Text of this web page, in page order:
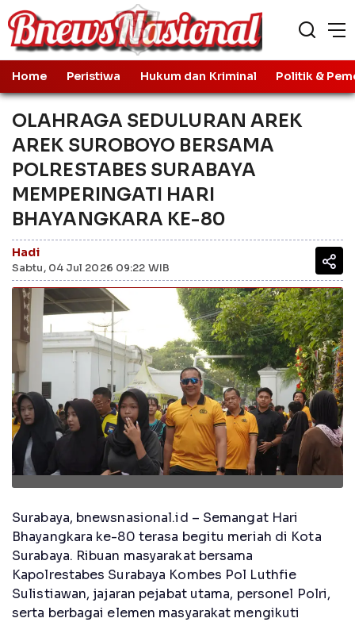
Home Peristiwa Hukum dan Kriminal Politik &
OLAHRAGA SEDULURAN AREK
AREK SUROBOYO BERSAMA
POLRESTABES SURABAYA
MEMPERINGATI HARI
BHAYANGKARA KE-80
Hadi
Sabtu, 04 Jul 2026 09:22 WIB
Surabaya, bnewsnasional.id – Semangat Hari
Bhayangkara ke-80 terasa begitu meriah di Kota
Surabaya. Ribuan masyarakat bersama
Kapolrestabes Surabaya Kombes Pol Luthfie
Sulistiawan, jajaran pejabat utama, personel Polri,
serta berbagai elemen masyarakat mengikuti